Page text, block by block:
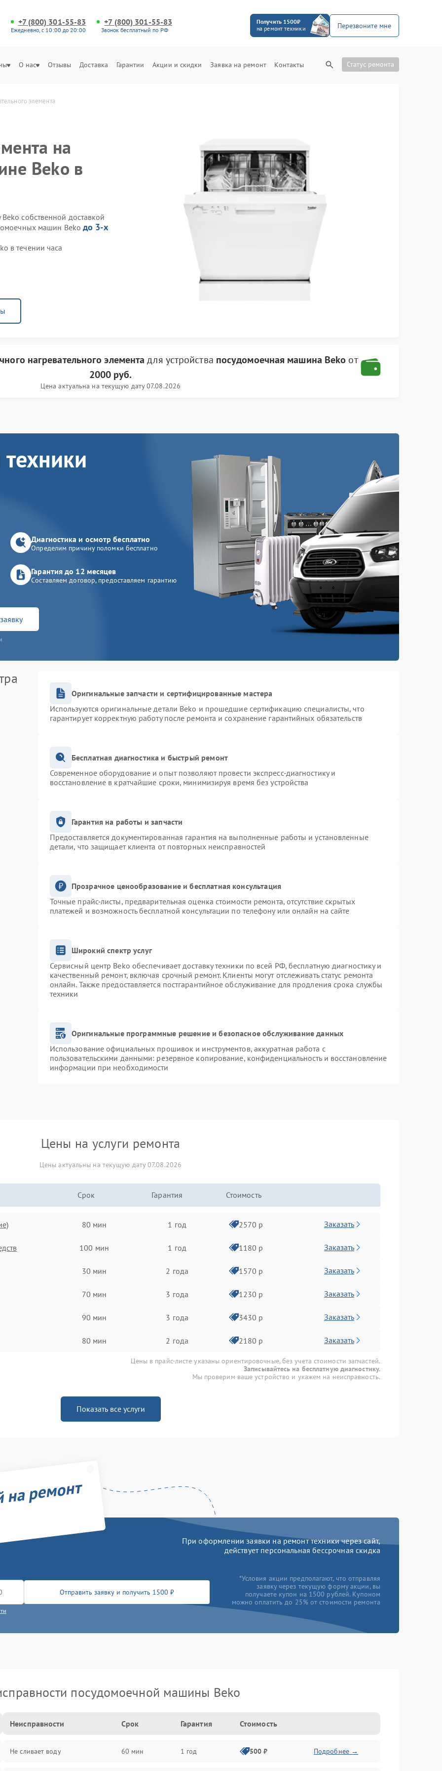
+7 (800) 301-55-83
Ежедневно, с 10:00 до 20:00
+7 (800) 301-55-83
Звонок бесплатный по РФ
Получить 1500₽
на ремонт техники
Перезвоните мне
О нас Отзывы Доставка Гарантии Акции и скидки Заявка на ремонт Контакты Статус ремонта
элемента
на
Beko в
собственной доставкой
машин Beko до 3-х
в течении часа
нагревательного элемента для устройства посудомоечная машина Beko от
2000 руб.
Цена актуальна на текущую дату 07.08.2026
Диагностика и осмотр бесплатно
Определим причину поломки бесплатно
Гарантия до 12 месяцев
Составляем договор, предоставляем гарантию
Оригинальные запчасти и сертифицированные мастера
Используются оригинальные детали Beko и прошедшие сертификацию специалисты, что
гарантирует корректную работу после ремонта и сохранение гарантийных обязательств
Бесплатная диагностика и быстрый ремонт
Современное оборудование и опыт позволяют провести экспресс-диагностику и
восстановление в кратчайшие сроки, минимизируя время без устройства
Гарантия на работы и запчасти
Предоставляется документированная гарантия на выполненные работы и установленные
детали, что защищает клиента от повторных неисправностей
Прозрачное ценообразование и бесплатная консультация
Точные прайс-листы, предварительная оценка стоимости ремонта, отсутствие скрытых
платежей и возможность бесплатной консультации по телефону или онлайн на сайте
Широкий спектр услуг
Сервисный центр Beko обеспечивает доставку техники по всей РФ, бесплатную диагностику и
качественный ремонт, включая срочный ремонт. Клиенты могут отслеживать статус ремонта
онлайн. Также предоставляется постгарантийное обслуживание для продления срока службы
техники
Оригинальные программные решение и безопасное обслуживание данных
Использование официальных прошивок и инструментов, аккуратная работа с
пользовательскими данными: резервное копирование, конфиденциальность и восстановление
информации при необходимости
Цены на услуги ремонта
Цены актуальны на текущую дату 07.08.2026
Срок Гарантия Стоимость
80 мин 1 год 2570 р Заказать
100 мин 1 год 1180 р Заказать
30 мин 2 года 1570 р Заказать
70 мин 3 года 1230 р Заказать
90 мин 3 года 3430 р Заказать
80 мин 2 года 2180 р Заказать
Цены в прайс-листе указаны ориентировочные, без учета стоимости запчастей.
Записывайтесь на бесплатную диагностику.
Мы проверим ваше устройство и укажем на неисправность.
Показать все услуги
ремонт
При оформлении заявки на ремонт техники через сайт,
действует персональная бессрочная скидка
Отправить заявку и получить 1500 ₽
*Условия акции предполагают, что отправляя
заявку через текущую форму акции, вы
получаете купон на 1500 рублей. Купоном
можно оплатить до 25% от стоимости ремонта
посудомоечной машины Beko
Неисправности Срок Гарантия Стоимость
Не сливает воду 60 мин 1 год 500 ₽ Подробнее →